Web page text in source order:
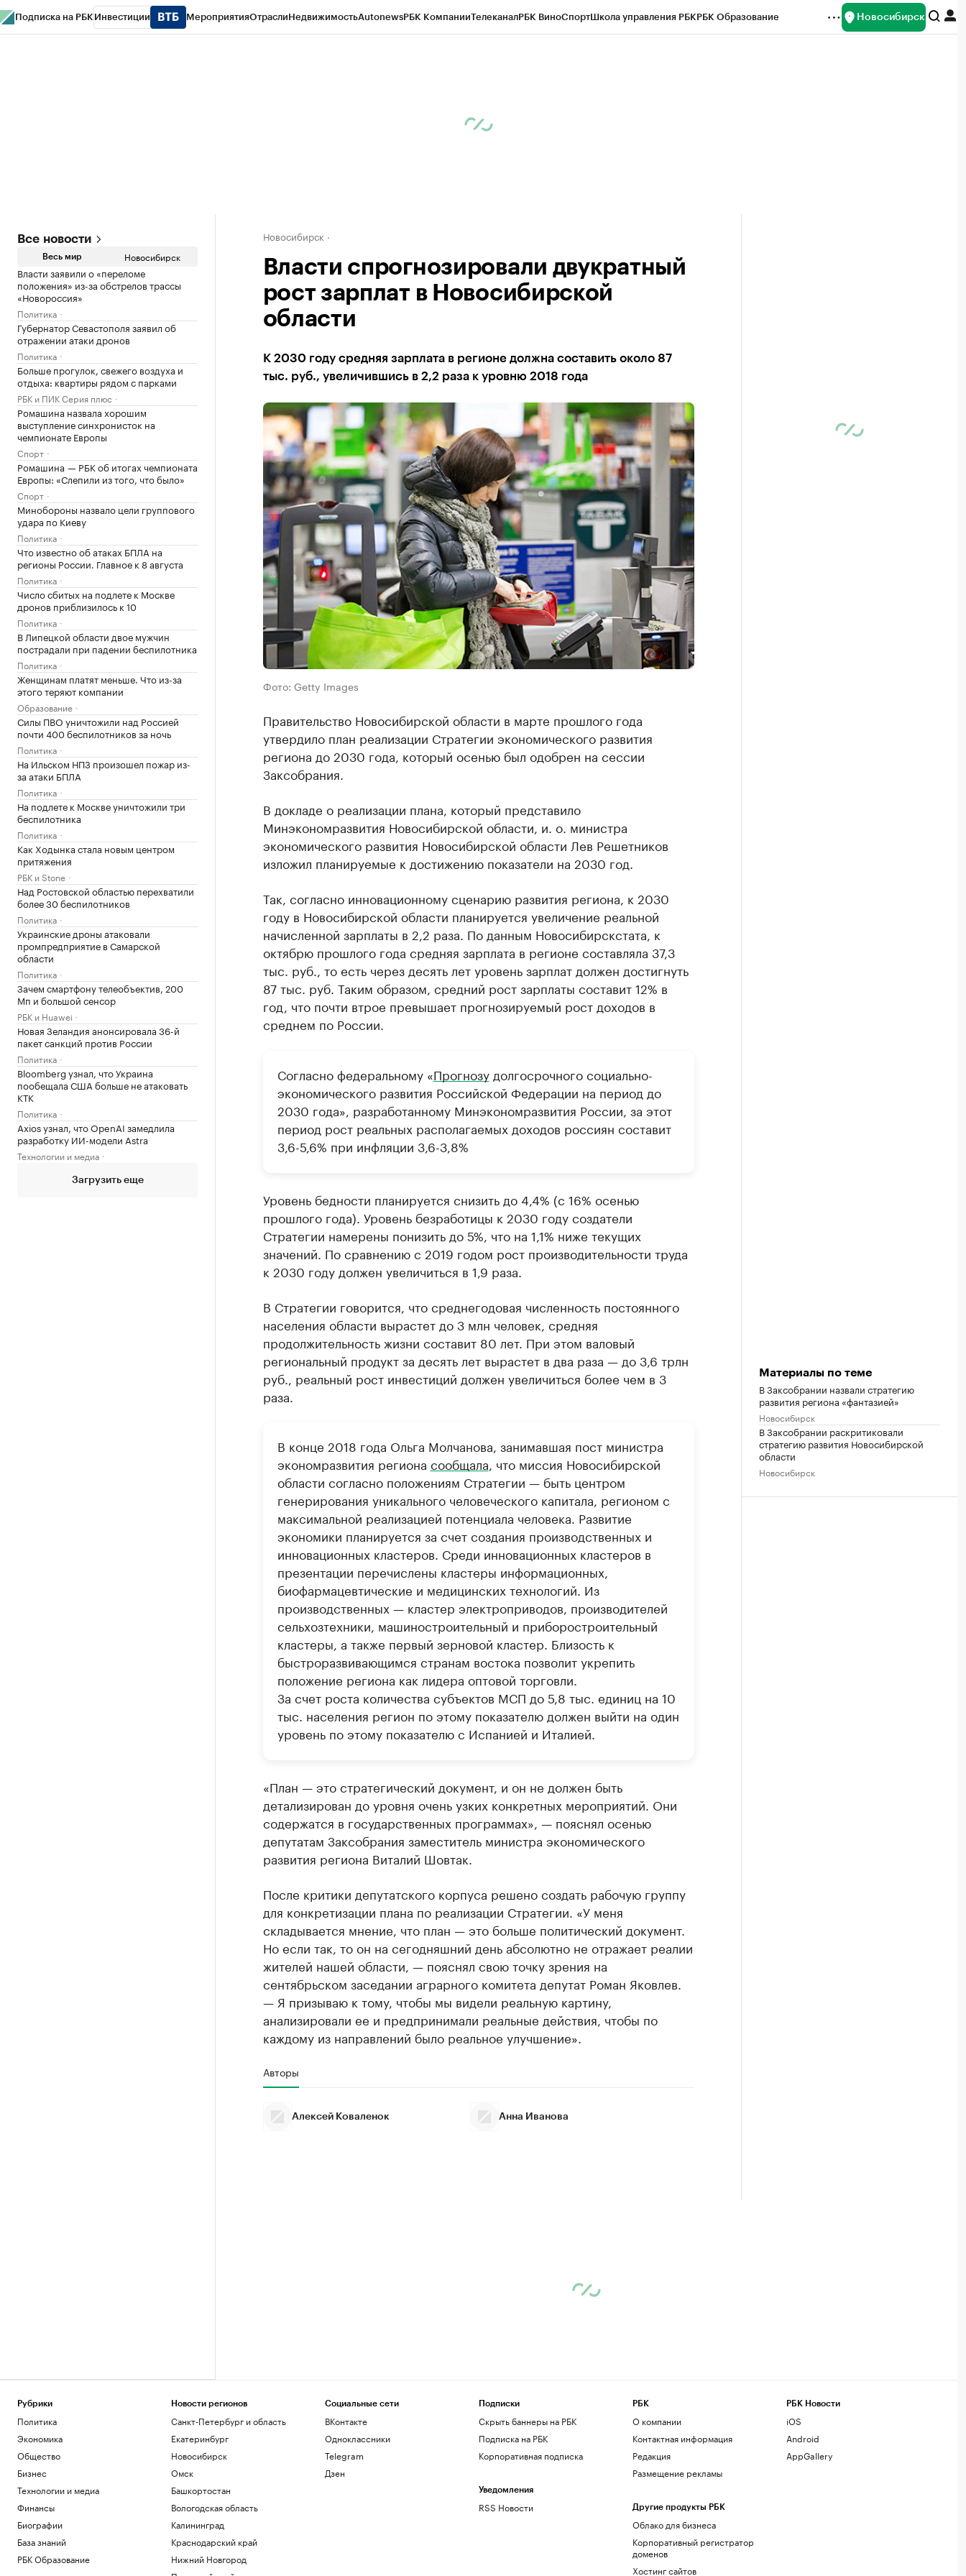
Подписка на РБК Инвестиции МероприятияОтраслиНедвижимостьAutonewsРБК КомпанииТелеканалРБК ВиноСпортШкола управления РБКРБК Образование Новосибирск
Все новости
Весь мир Новосибирск
Власти заявили о «переломе
положения» из-за обстрелов трассы
«Новороссия»
Политика
Губернатор Севастополя заявил об
отражении атаки дронов
Политика
Больше прогулок, свежего воздуха и
отдыха: квартиры рядом с парками
РБК и ПИК Серия плюс
Ромашина назвала хорошим
выступление синхронисток на
чемпионате Европы
Спорт
Ромашина — РБК об итогах чемпионата
Европы: «Слепили из того, что было»
Спорт
Минобороны назвало цели группового
удара по Киеву
Политика
Что известно об атаках БПЛА на
регионы России. Главное к 8 августа
Политика
Число сбитых на подлете к Москве
дронов приблизилось к 10
Политика
В Липецкой области двое мужчин
пострадали при падении беспилотника
Политика
Женщинам платят меньше. Что из-за
этого теряют компании
Образование
Силы ПВО уничтожили над Россией
почти 400 беспилотников за ночь
Политика
На Ильском НПЗ произошел пожар из-
за атаки БПЛА
Политика
На подлете к Москве уничтожили три
беспилотника
Политика
Как Ходынка стала новым центром
притяжения
РБК и Stone
Над Ростовской областью перехватили
более 30 беспилотников
Политика
Украинские дроны атаковали
промпредприятие в Самарской
области
Политика
Зачем смартфону телеобъектив, 200
Мп и большой сенсор
РБК и Huawei
Новая Зеландия анонсировала 36-й
пакет санкций против России
Политика
Bloomberg узнал, что Украина
пообещала США больше не атаковать
КТК
Политика
Axios узнал, что OpenAI замедлила
разработку ИИ-модели Astra
Технологии и медиа
Загрузить еще
Новосибирск
Власти спрогнозировали двукратный
рост зарплат в Новосибирской
области
К 2030 году средняя зарплата в регионе должна составить около 87
тыс. руб., увеличившись в 2,2 раза к уровню 2018 года
Фото: Getty Images
Правительство Новосибирской области в марте прошлого года
утвердило план реализации Стратегии экономического развития
региона до 2030 года, который осенью был одобрен на сессии
Заксобрания.
В докладе о реализации плана, который представило
Минэкономразвития Новосибирской области, и. о. министра
экономического развития Новосибирской области Лев Решетников
изложил планируемые к достижению показатели на 2030 год.
Так, согласно инновационному сценарию развития региона, к 2030
году в Новосибирской области планируется увеличение реальной
начисленной зарплаты в 2,2 раза. По данным Новосибирскстата, к
октябрю прошлого года средняя зарплата в регионе составляла 37,3
тыс. руб., то есть через десять лет уровень зарплат должен достигнуть
87 тыс. руб. Таким образом, средний рост зарплаты составит 12% в
год, что почти втрое превышает прогнозируемый рост доходов в
среднем по России.
Согласно федеральному «Прогнозудолгосрочного социально-
экономического развития Российской Федерации на период до
2030 года», разработанному Минэкономразвития России, за этот
период рост реальных располагаемых доходов россиян составит
3,6-5,6% при инфляции 3,6-3,8%
Уровень бедности планируется снизить до 4,4% (с 16% осенью
прошлого года). Уровень безработицы к 2030 году создатели
Стратегии намерены понизить до 5%, что на 1,1% ниже текущих
значений. По сравнению с 2019 годом рост производительности труда
к 2030 году должен увеличиться в 1,9 раза.
В Стратегии говорится, что среднегодовая численность постоянного
населения области вырастет до 3 млн человек, средняя
продолжительность жизни составит 80 лет. При этом валовый
региональный продукт за десять лет вырастет в два раза — до 3,6 трлн
руб., реальный рост инвестиций должен увеличиться более чем в 3
раза.
В конце 2018 года Ольга Молчанова, занимавшая пост министра
экономразвития региона сообщала , что миссия Новосибирской
области согласно положениям Стратегии — быть центром
генерирования уникального человеческого капитала, регионом с
максимальной реализацией потенциала человека. Развитие
экономики планируется за счет создания производственных и
инновационных кластеров. Среди инновационных кластеров в
презентации перечислены кластеры информационных,
биофармацевтические и медицинских технологий. Из
производственных — кластер электроприводов, производителей
сельхозтехники, машиностроительный и приборостроительный
кластеры, а также первый зерновой кластер. Близость к
быстроразвивающимся странам востока позволит укрепить
положение региона как лидера оптовой торговли.
За счет роста количества субъектов МСП до 5,8 тыс. единиц на 10
тыс. населения регион по этому показателю должен выйти на один
уровень по этому показателю с Испанией и Италией.
«План — это стратегический документ, и он не должен быть
детализирован до уровня очень узких конкретных мероприятий. Они
содержатся в государственных программах», — пояснял осенью
депутатам Заксобрания заместитель министра экономического
развития региона Виталий Шовтак.
После критики депутатского корпуса решено создать рабочую группу
для конкретизации плана по реализации Стратегии. «У меня
складывается мнение, что план — это больше политический документ.
Но если так, то он на сегодняшний день абсолютно не отражает реалии
жителей нашей области, — пояснял свою точку зрения на
сентябрьском заседании аграрного комитета депутат Роман Яковлев.
— Я призываю к тому, чтобы мы видели реальную картину,
анализировали ее и предпринимали реальные действия, чтобы по
каждому из направлений было реальное улучшение».
Авторы
Алексей Коваленок Анна Иванова
Материалы по теме
В Заксобрании назвали стратегию
развития региона «фантазией»
Новосибирск
В Заксобрании раскритиковали
стратегию развития Новосибирской
области
Новосибирск
Рубрики
Политика
Экономика
Общество
Бизнес
Технологии и медиа
Финансы
Биографии
База знаний
РБК Образование
Новости регионов
Санкт-Петербург и область
Екатеринбург
Новосибирск
Омск
Башкортостан
Вологодская область
Калининград
Краснодарский край
Нижний Новгород
Социальные сети
ВКонтакте
Одноклассники
Telegram
Дзен
Подписки
Скрыть баннеры на РБК
Подписка на РБК
Корпоративная подписка
Уведомления
RSS Новости
РБК
О компании
Контактная информация
Редакция
Размещение рекламы
Другие продукты РБК
Облако для бизнеса
Корпоративный регистратор
доменов
Хостинг сайтов
РБК Новости
iOS
Android
AppGallery